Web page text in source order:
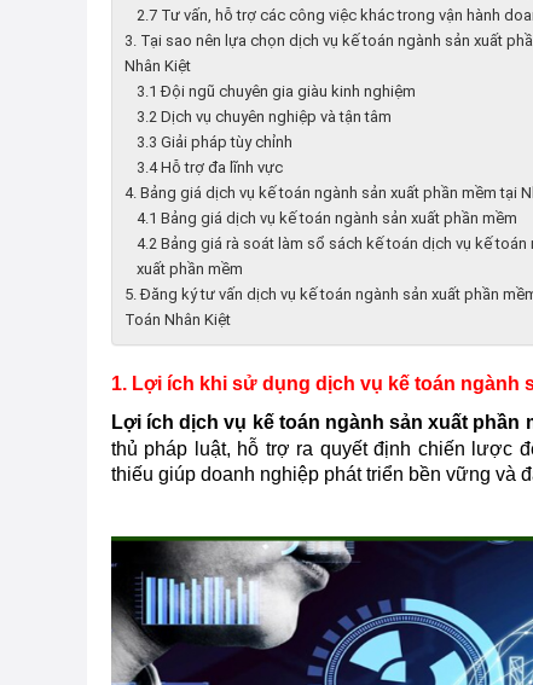
2.7 Tư vấn, hỗ trợ các công việc khác trong vận hành
3. Tại sao nên lựa chọn dịch vụ kế toán ngành sản xuất
Nhân Kiệt
3.1 Đội ngũ chuyên gia giàu kinh nghiệm
3.2 Dịch vụ chuyên nghiệp và tận tâm
3.3 Giải pháp tùy chỉnh
3.4 Hỗ trợ đa lĩnh vực
4. Bảng giá dịch vụ kế toán ngành sản xuất phần mềm tại
4.1 Bảng giá dịch vụ kế toán ngành sản xuất phần mềm
4.2 Bảng giá rà soát làm sổ sách kế toán dịch vụ kế toán
xuất phần mềm
5. Đăng ký tư vấn dịch vụ kế toán ngành sản xuất phần
Toán Nhân Kiệt
1. Lợi ích khi sử dụng dịch vụ kế toán ngành
Lợi ích dịch vụ kế toán ngành sản xuất phần
thủ pháp luật, hỗ trợ ra quyết định chiến lược
thiếu giúp doanh nghiệp phát triển bền vững và